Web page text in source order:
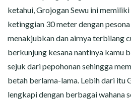
ketahui, Grojogan Sewu ini
ketinggian 30 meter dengan
menakjubkan dan airnya terbilang
berkunjung kesana nantinya kamu
sejuk dari pepohonan sehingga
betah berlama-lama. Lebih dari itu
lengkapi dengan berbagai wahana